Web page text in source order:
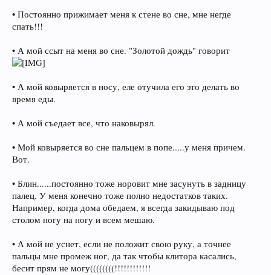
• Постоянно прижимает меня к стене во сне, мне негде
спать!!!
• А мой ссыт на меня во сне. "Золотой дождь" говорит
• А мой ковыряется в носу, еле отучила его это делать во
время еды.
• А мой съедает все, что наковырял.
• Мой ковыряется во сне пальцем в попе.....у меня причем.
Вот.
• Блин......постоянно тоже норовит мне засунуть в задницу
палец. У меня конечно тоже полно недостатков таких.
Например, когда дома обедаем, я всегда закидываю под
столом ногу на ногу и всем мешаю.
• А мой не уснет, если не положит свою руку, а точнее
пальцы мне промеж ног, да так чтобы клитора касались,
бесит прям не могу((((((((!!!!!!!!!!!!